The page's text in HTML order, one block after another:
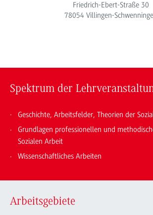
Friedrich-Ebert-Straße 30
78054 Villingen-
Spektrum der
Geschichte, Arbeitsfelder, Theorien der
Grundlagen professionellen und
Sozialen Arbeit
Wissenschaftliches Arbeiten
Arbeitsgebiete